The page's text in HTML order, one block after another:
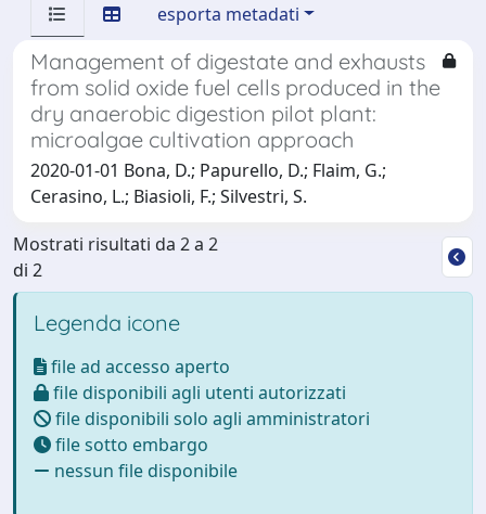
esporta metadati
Management of digestate and exhausts
from solid oxide fuel cells produced in the
dry anaerobic digestion pilot plant:
microalgae cultivation approach
2020-01-01 Bona, D.; Papurello, D.; Flaim, G.;
Cerasino, L.; Biasioli, F.; Silvestri, S.
Mostrati risultati da 2 a 2
di 2
Legenda icone
file ad accesso aperto
file disponibili agli utenti autorizzati
file disponibili solo agli amministratori
file sotto embargo
nessun file disponibile